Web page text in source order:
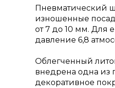
Пневматический
изношенные
от 7 до 10 мм. Для
давление 6,8
Облегченный
внедрена одна из
декоративное